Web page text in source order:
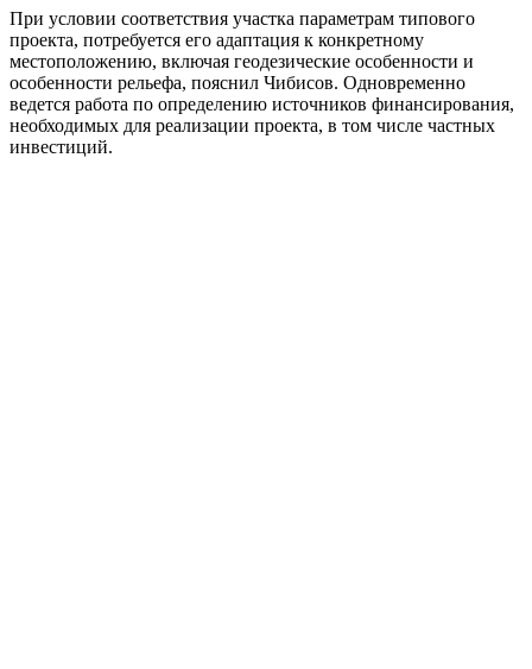
При условии соответствия участка параметрам типового
проекта, потребуется его адаптация к конкретному
местоположению, включая геодезические особенности и
особенности рельефа, пояснил Чибисов. Одновременно
ведется работа по определению источников финансирования,
необходимых для реализации проекта, в том числе частных
инвестиций.